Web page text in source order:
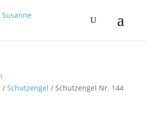
/ Schutzengel / Schutzengel Nr. 144